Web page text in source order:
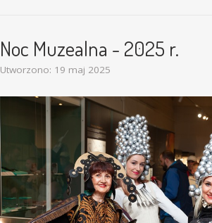
Noc Muzealna - 2025 r.
Utworzono: 19 maj 2025